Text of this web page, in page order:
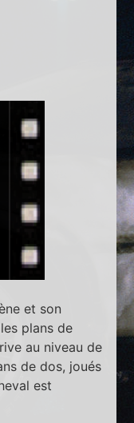
et son
plans de
au niveau de
de dos, joués
est